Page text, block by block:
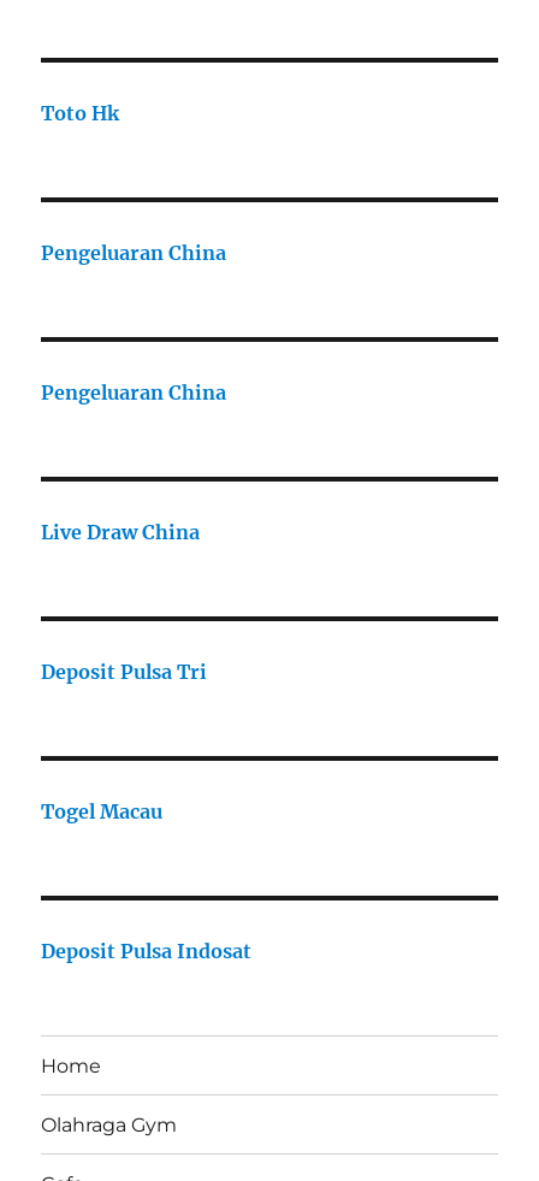
Toto Hk
Pengeluaran China
Pengeluaran China
Live Draw China
Deposit Pulsa Tri
Togel Macau
Deposit Pulsa Indosat
Home
Olahraga Gym